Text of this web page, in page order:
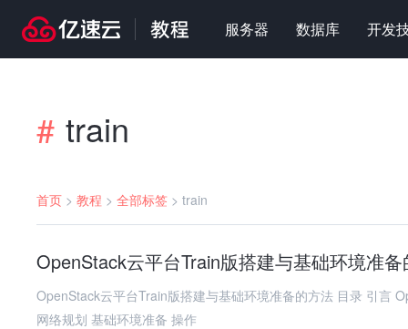
服务器 数据库 开发
# train
首页 > 教程 > 全部标签 > train
OpenStack云平台Train版搭建与基础环境准
OpenStack云平台Train版搭建与基础环境准备的方法 目录 引言 OpenStack简介 Train版新特性 搭建前的准备工作 硬件需求 软件需求
网络规划 基础环境准备 操作